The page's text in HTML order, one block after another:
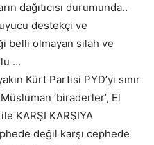
dağıtıcısı durumunda..
destekçi ve
belli olmayan silah ve
…
Kürt Partisi PYD’yi sınır
‘biraderler’, El
KARŞI KARŞIYA
değil karşı cephede